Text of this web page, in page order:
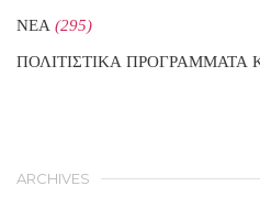
ΝΕΑ (295)
ΠΟΛΙΤΙΣΤΙΚΑ ΠΡΟΓΡΑΜΜΑΤΑ
ARCHIVES